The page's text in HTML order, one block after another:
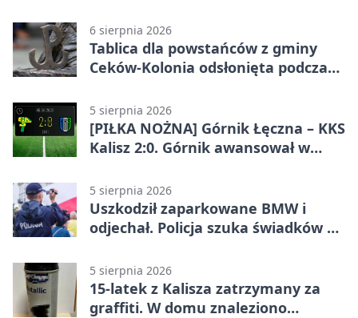
6 sierpnia 2026
Tablica dla powstańców z gminy
Ceków-Kolonia odsłonięta podczas
5 sierpnia 2026
[PIŁKA NOŻNA] Górnik Łęczna – KKS
Kalisz 2:0. Górnik awansował w
5 sierpnia 2026
Uszkodził zaparkowane BMW i
odjechał. Policja szuka świadków w
5 sierpnia 2026
15-latek z Kalisza zatrzymany za
graffiti. W domu znaleziono